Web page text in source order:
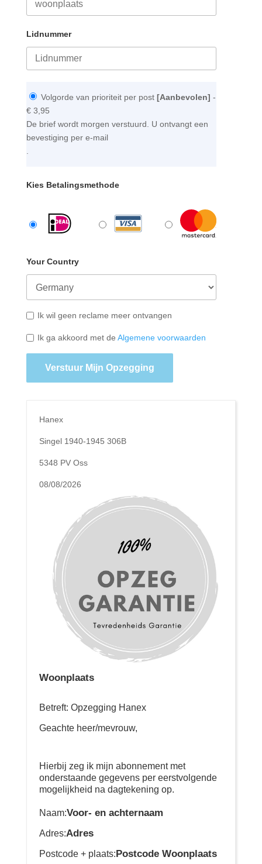
Lidnummer
Volgorde van prioriteit per post [Aanbevolen] -
€ 3,95
De brief wordt morgen verstuurd. U ontvangt een
bevestiging per e-mail
.
Kies Betalingsmethode
Your Country
Ik wil geen reclame meer ontvangen
Ik ga akkoord met de Algemene voorwaarden
Verstuur Mijn Opzegging
Hanex
Singel 1940-1945 306B
5348 PV Oss
08/08/2026
Woonplaats
Betreft: Opzegging Hanex
Geachte heer/mevrouw,
Hierbij zeg ik mijn abonnement met
onderstaande gegevens per eerstvolgende
mogelijkheid na dagtekening op.
Naam:Voor- en achternaam
Adres:Adres
Postcode + plaats:Postcode Woonplaats